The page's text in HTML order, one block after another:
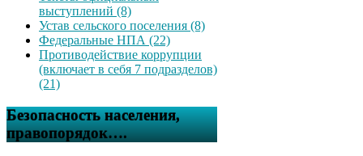
выступлений (8)
Устав сельского поселения (8)
Федеральные НПА (22)
Противодействие коррупции
(включает в себя 7 подразделов)
(21)
Безопасность населения,
правопорядок….